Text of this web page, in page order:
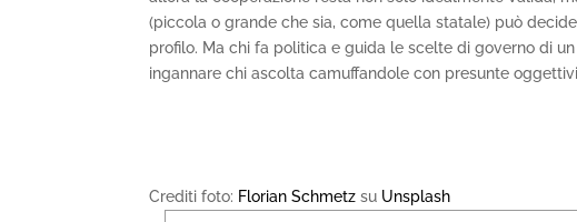
(piccola o grande che sia, come quella statale) può
profilo. Ma chi fa politica e guida le scelte di governo di
ingannare chi ascolta camuffandole con presunte
Crediti foto: Florian Schmetz su Unsplash